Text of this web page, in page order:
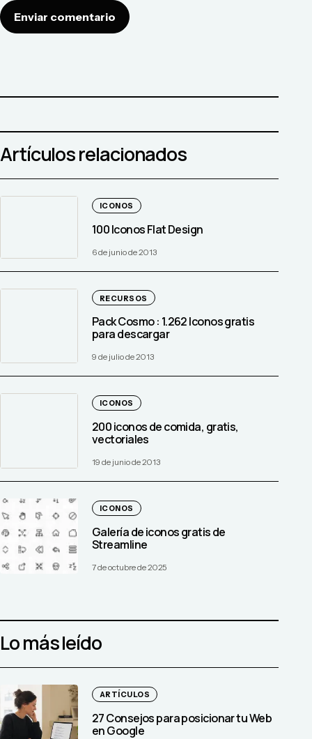
Enviar comentario
Artículos relacionados
ICONOS
100 Iconos Flat Design
6 de junio de 2013
RECURSOS
Pack Cosmo : 1.262 Iconos gratis
para descargar
9 de julio de 2013
ICONOS
200 iconos de comida, gratis,
vectoriales
19 de junio de 2013
ICONOS
Galería de iconos gratis de
Streamline
7 de octubre de 2025
Lo más leído
ARTÍCULOS
27 Consejos para posicionar tu Web
en Google